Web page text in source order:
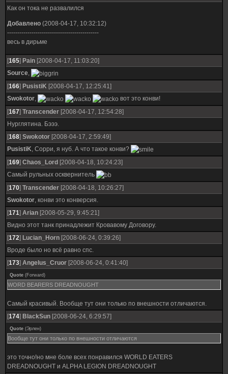
Как он тока не развалился
Добавлено (2008-04-17, 10:32:12)
---------------------------------------------
весь в дирьме
[165] Pain [2008-04-17, 11:03:20]
Source,
[166] PusistiK [2008-04-17, 12:25:41]
Swokotor,
вот это конви!
[167] Transcender [2008-04-17, 12:54:28]
Нурглятина. Бэээ.
[168] Swokotor [2008-04-17, 2:59:49]
PusistiK, Сорри, я нуб. А что такое конви?
[169] Chaos_Lord [2008-04-18, 10:24:23]
Самый рульных осквернитель
[170] Transcender [2008-04-18, 10:26:27]
Swokotor, конви это конверсия.
[171] Arian [2008-05-29, 9:45:21]
Видно этот танк принадлежит Кровавому Договору.
[172] Lucian_Horn [2008-06-24, 0:39:26]
Вроде было но всё равно спс.
[173] Angelus_Cruor [2008-06-24, 0:41:40]
Quote (Forward)
WORD BEARERS DREADNOUGHT
Самый красивый. Вообще тут они только по внешности отличаются.
[174] BlackSun [2008-06-24, 6:29:57]
Quote (Эрлен)
Вообще тут они только по внешности отличаются
это точно!но мне боле всех понравился WORLD EATERS
DREADNOUGHT и ALPHA LEGION DREADNOUGHT